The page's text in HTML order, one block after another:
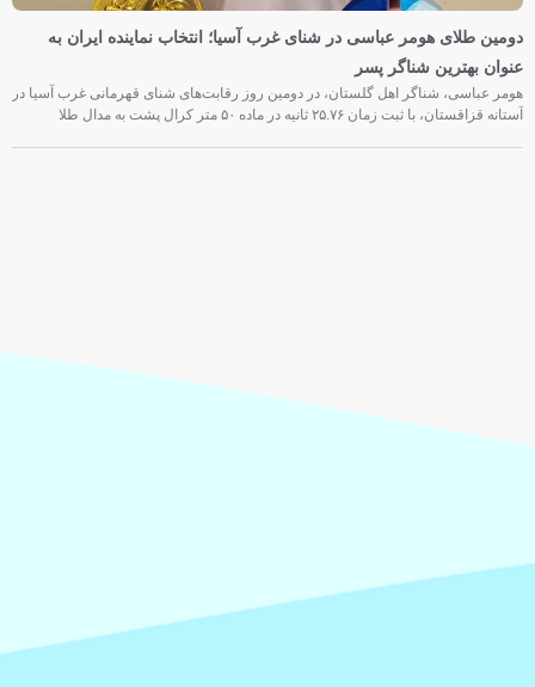
دومین طلای هومر عباسی در شنای غرب آسیا؛ انتخاب نماینده ایران به
عنوان بهترین شناگر پسر
هومر عباسی، شناگر اهل گلستان، در دومین روز رقابت‌های شنای قهرمانی غرب آسیا در
آستانه قزاقستان، با ثبت زمان ۲۵.۷۶ ثانیه در ماده ۵۰ متر کرال پشت به مدال طلا